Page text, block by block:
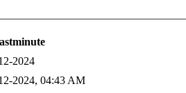
2024
2024, 04:43 AM